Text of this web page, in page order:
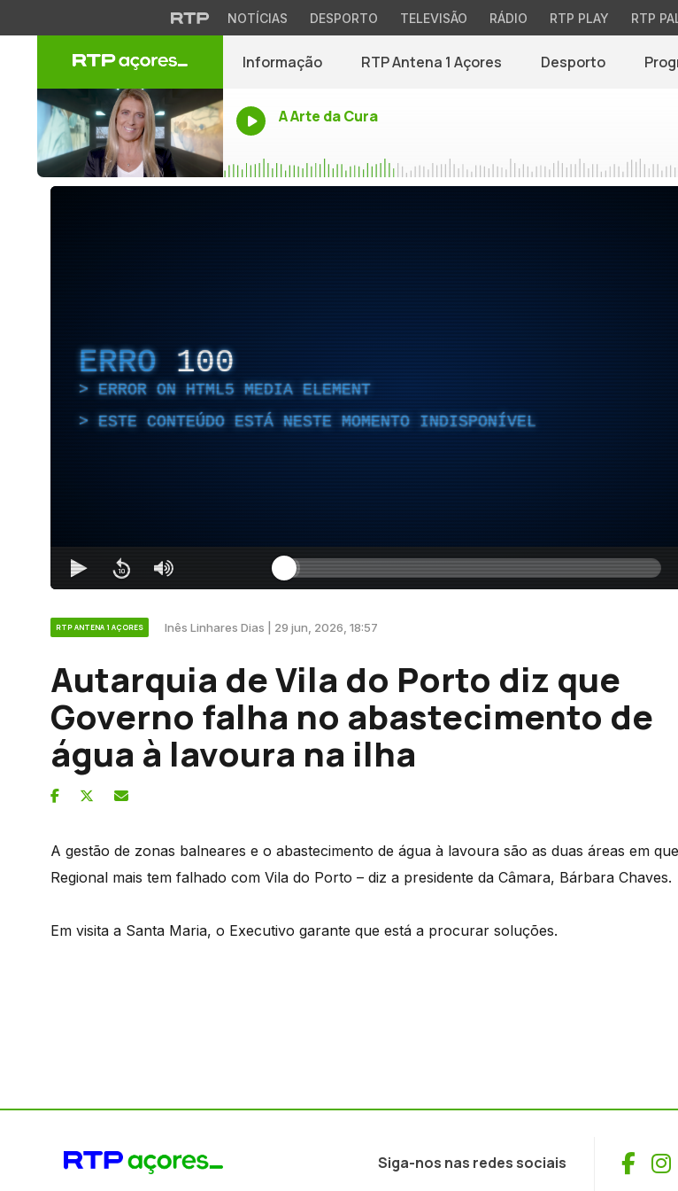
NOTÍCIAS DESPORTO TELEVISÃO RÁDIO RTP PLAY RTP
Informação RTP Antena 1 Açores Desporto
A Arte da Cura
ERRO 100
ERROR ON HTML5 MEDIA ELEMENT
ESTE CONTEÚDO ESTÁ NESTE MOMENTO INDISPONÍVEL
RTP ANTENA 1 AÇORES Inês Linhares Dias | 29 jun, 2026, 18:57
Autarquia de Vila do Porto diz que
Governo falha no abastecimento de
água à lavoura na ilha
A gestão de zonas balneares e o abastecimento de água à lavoura são as duas áreas em
Regional mais tem falhado com Vila do Porto – diz a presidente da Câmara, Bárbara Chaves.
Em visita a Santa Maria, o Executivo garante que está a procurar soluções.
Siga-nos nas redes sociais